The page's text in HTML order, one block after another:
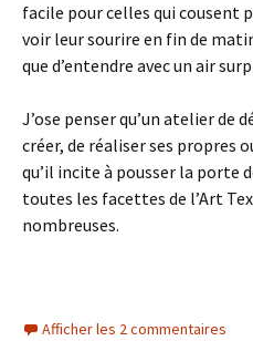
facile pour celles qui cousent
voir leur sourire en fin de
que d’entendre avec un air
J’ose penser qu’un atelier de
créer, de réaliser ses propres
qu’il incite à pousser la porte
toutes les facettes de l’Art
nombreuses.
Afficher les 2 commentaires